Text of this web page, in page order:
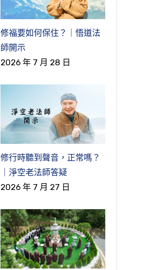
修福要如何保住？｜悟道法
師開示
2026 年 7 月 28 日
修行時聽到聲音，正常嗎？
｜淨空老法師答疑
2026 年 7 月 27 日